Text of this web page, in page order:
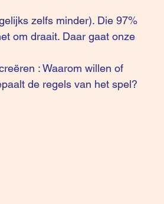
om draait. Daar gaat onze
de regels van het spel?